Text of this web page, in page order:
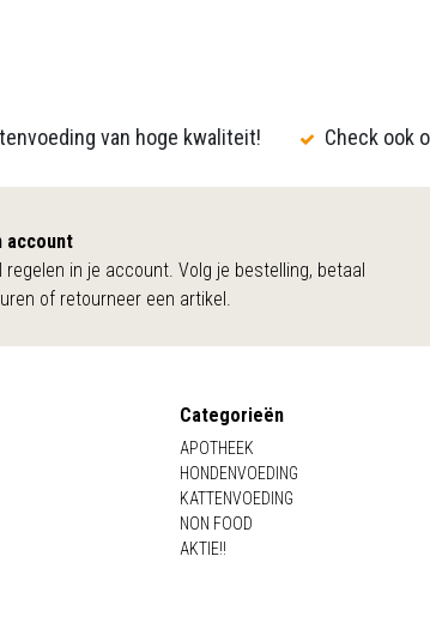
van hoge kwaliteit! Check ook
account
regelen in je account. Volg je bestelling, betaal
of retourneer een artikel.
Categorieën
APOTHEEK
HONDENVOEDING
KATTENVOEDING
NON FOOD
AKTIE!!